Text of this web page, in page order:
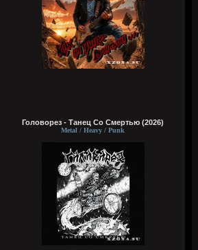
Головорез - Tанец Со Смертью (2026)
Metal / Heavy / Punk